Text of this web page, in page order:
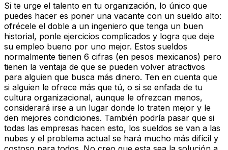
Si te urge el talento en tu organización, lo único que
puedes hacer es poner una vacante con un sueldo alto:
ofrécele el doble a un ingeniero que tenga un buen
historial, ponle ejercicios complicados y logra que deje
su empleo bueno por uno mejor. Estos sueldos
normalmente tienen 6 cifras (en pesos mexicanos) pero
tienen la ventaja de que se pueden volver atractivos
para alguien que busca más dinero. Ten en cuenta que
si alguien le ofrece más que tú, o si se enfada de tu
cultura organizacional, aunque le ofrezcan menos,
considerará irse a un lugar donde lo traten mejor y le
den mejores condiciones. También podría pasar que si
todas las empresas hacen esto, los sueldos se van a las
nubes y el problema actual se hará mucho más difícil y